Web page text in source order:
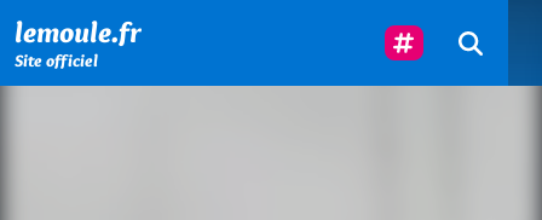
lemoule.fr
Site officiel
Suivez-Nous